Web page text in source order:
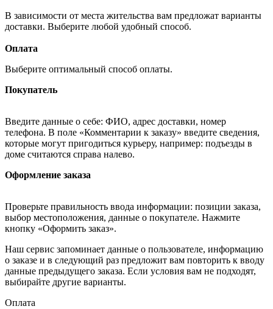
В зависимости от места жительства вам предложат варианты
доставки. Выберите любой удобный способ.
Оплата
Выберите оптимальный способ оплаты.
Покупатель
Введите данные о себе: ФИО, адрес доставки, номер
телефона. В поле «Комментарии к заказу» введите сведения,
которые могут пригодиться курьеру, например: подъезды в
доме считаются справа налево.
Оформление заказа
Проверьте правильность ввода информации: позиции заказа,
выбор местоположения, данные о покупателе. Нажмите
кнопку «Оформить заказ».
Наш сервис запоминает данные о пользователе, информацию
о заказе и в следующий раз предложит вам повторить к вводу
данные предыдущего заказа. Если условия вам не подходят,
выбирайте другие варианты.
Оплата